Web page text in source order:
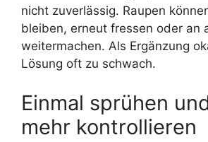
nicht zuverlässig. Raupen
bleiben, erneut fressen oder an
weitermachen. Als Ergänzung
Lösung oft zu schwach.
Einmal sprühen
mehr kontrollieren